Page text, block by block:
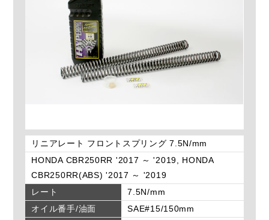
リニアレート フロントスプリング 7.5N/mm
HONDA CBR250RR '2017 ～ '2019, HONDA
CBR250RR(ABS) '2017 ～ '2019
レート
7.5N/mm
オイル番手/油面
SAE#15/150mm